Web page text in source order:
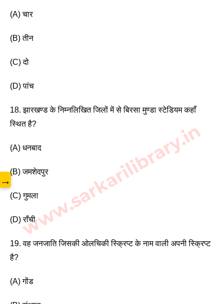
(A) चार
(B) तीन
(C) दो
(D) पांच
18. झारखण्ड के निम्नलिखित जिलों में से बिरसा मुण्डा स्टेडियम कहाँ
स्थित है?
(A) धनबाद
(B) जमशेदपुर
(C) गुमला
(D) राँची
19. वह जनजाति जिसकी ओलचिकी स्क्रिप्ट के नाम वाली अपनी स्क्रिप्ट
है?
(A) गोंड
www.sarkarilibrary.in
→